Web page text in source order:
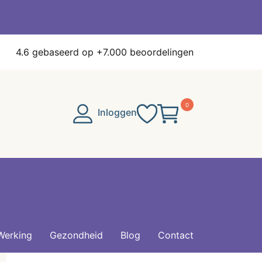
4.6 gebaseerd op +7.000 beoordelingen
Inloggen
0
Gezondheid Blog Contact